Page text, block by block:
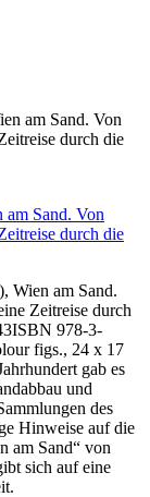
am Sand. Von
durch die
Wien am Sand.
Zeitreise durch
978-3-
figs., 24 x 17
gab es
und
des
Hinweise auf die
am Sand“ von
sich auf eine